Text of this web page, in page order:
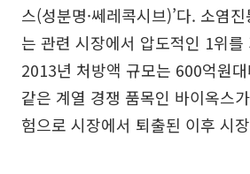
스(성분명·쎄레콕시브)’다. 소염
는 관련 시장에서 압도적인 1위
2013년 처방액 규모는 600억원
같은 계열 경쟁 품목인 바이옥스
험으로 시장에서 퇴출된 이후 시